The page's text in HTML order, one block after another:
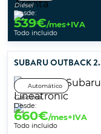
Diésel
Desde:
539€/mes+IVA
Todo incluido
SUBARU OUTBACK
Automático
Gasolina
Desde:
660€/mes+IVA
Todo incluido